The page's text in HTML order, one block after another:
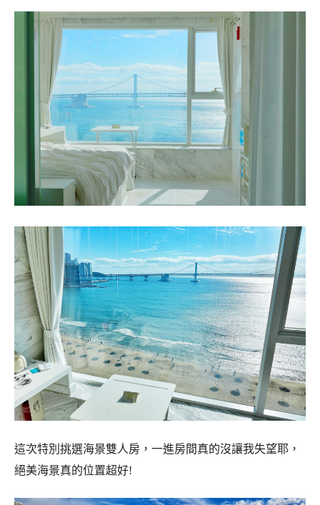
這次特別挑選海景雙人房，一進房間真的沒讓我失望耶，
絕美海景真的位置超好!